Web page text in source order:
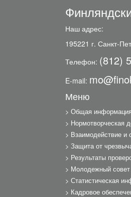
Наш адрес:
195221 г. Санкт-
Телефон: (812)
E-mail:
Меню
Общая информация
Нормотворческая
Взаимодействие и
Защита от
Результаты
Молодежный совет
Статистическая
Кадровое